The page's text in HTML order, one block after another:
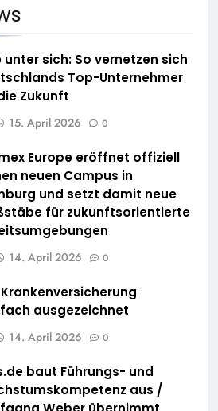
unter sich: So vernetzen sich
Top-Unternehmer
Zukunft
15. April 2026 0
Europe eröffnet offiziell
neuen Campus in
und setzt damit neue
für zukunftsorientierte
14. April 2026 0
Krankenversicherung
ausgezeichnet
14. April 2026 0
baut Führungs- und
aus /